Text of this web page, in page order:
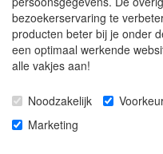
kleinezonnepanelen.nl |
bezoekerservaring te
producten beter bij je onder
een optimaal werkende
alle vakjes aan!
Noodzakelijk
Marketing